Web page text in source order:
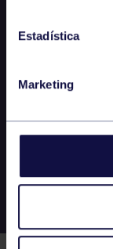
Estadística
Marketing